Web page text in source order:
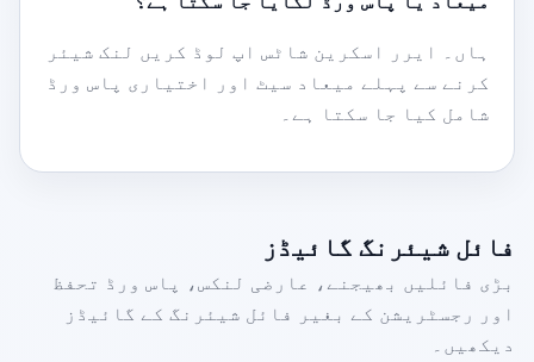
ہاں۔ ایرر اسکرین شاٹس اپ لوڈ کریں لنک شیئر
کرنے سے پہلے میعاد سیٹ اور اختیاری پاس ورڈ
شامل کیا جا سکتا ہے۔
فائل شیئرنگ گائیڈز
بڑی فائلیں بھیجنے، عارضی لنکس، پاس ورڈ تحفظ
اور رجسٹریشن کے بغیر فائل شیئرنگ کے گائیڈز
دیکھیں۔